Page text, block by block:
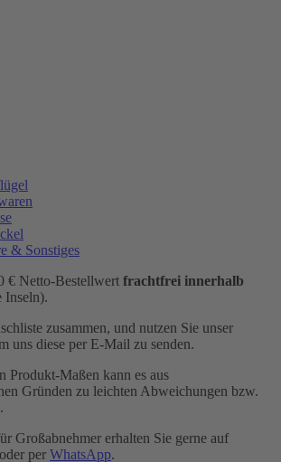
& Sonstiges
€ Netto-Bestellwert frachtfrei innerhalb
Inseln).
zusammen, und nutzen Sie unser
uns diese per E-Mail zu senden.
Produkt-Maßen kann es aus
Gründen zu leichten Abweichungen bzw.
Großabnehmer erhalten Sie gerne auf
oder per WhatsApp.